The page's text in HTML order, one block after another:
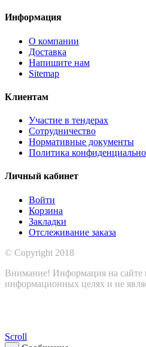
Информация
О компании
Доставка
Напишите нам
Sitemap
Клиентам
Участие в тендерах
Сотрудничество
Нормативные документы
Политика
Личный кабинет
Войти
Корзина
Закладки
Отслеживание заказа
© Copyright 2018
Внимание! Информация на сайте
информационных целях и не
Scroll